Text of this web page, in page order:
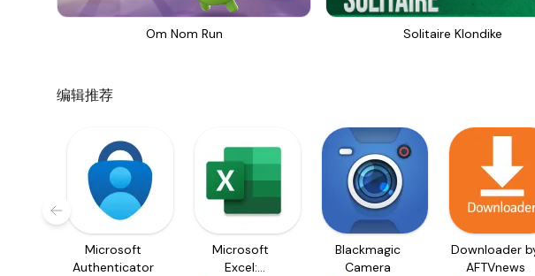
Om Nom Run Solitaire Klondike
编辑推荐
Microsoft
Authenticator
Microsoft
Excel:
Blackmagic
Camera
Downloader
AFTVnews